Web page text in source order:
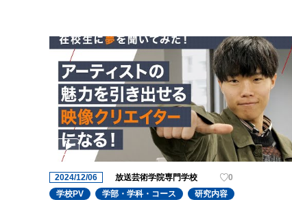
2024/12/06 放送芸術学院専門学校
0
学校PV
学部・学科・コース
研究内容